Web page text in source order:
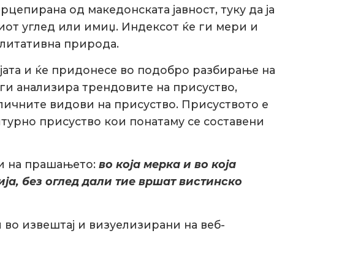
од македонската јавност, туку да ја
углед или имиџ. Индексот ќе ги мери и
природа.
и ќе придонесе во подобро разбирање на
анализира трендовите на присуство,
видови на присуство. Присуството е
присуство кои понатаму се составени
на прашањето: во која мерка и во која
без оглед дали тие вршат вистинско
извештај и визуелизирани на веб-